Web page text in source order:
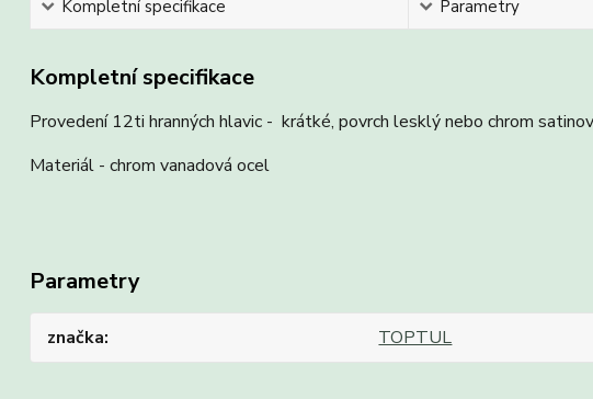
Kompletní specifikace Parametry
Kompletní specifikace
Provedení 12ti hranných hlavic - krátké, povrch lesklý nebo chrom
Materiál - chrom vanadová ocel
Parametry
značka TOPTUL